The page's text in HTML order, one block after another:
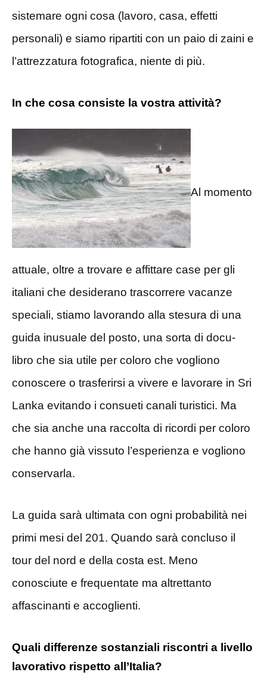
sistemare ogni cosa (lavoro, casa, effetti
personali) e siamo ripartiti con un paio di zaini e
l’attrezzatura fotografica, niente di più.
In che cosa consiste la vostra attività?
Al momento
attuale, oltre a trovare e affittare case per gli
italiani che desiderano trascorrere vacanze
speciali, stiamo lavorando alla stesura di una
guida inusuale del posto, una sorta di docu-
libro che sia utile per coloro che vogliono
conoscere o trasferirsi a vivere e lavorare in Sri
Lanka evitando i consueti canali turistici. Ma
che sia anche una raccolta di ricordi per coloro
che hanno già vissuto l’esperienza e vogliono
conservarla.
La guida sarà ultimata con ogni probabilità nei
primi mesi del 201. Quando sarà concluso il
tour del nord e della costa est. Meno
conosciute e frequentate ma altrettanto
affascinanti e accoglienti.
Quali differenze sostanziali riscontri a livello
lavorativo rispetto all’Italia?